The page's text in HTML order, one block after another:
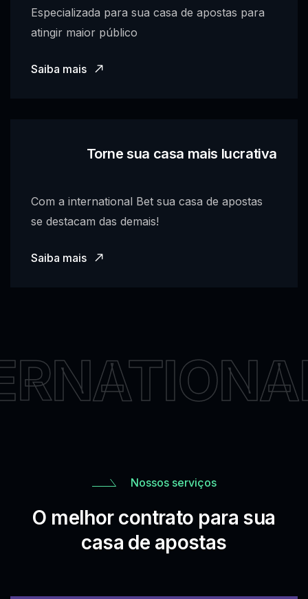
Especializada para sua casa de apostas para
atingir maior público
Saiba mais
Torne sua casa mais lucrativa
Com a international Bet sua casa de apostas
se destacam das demais!
Saiba mais
Nossos serviços
O melhor contrato para sua
casa de apostas